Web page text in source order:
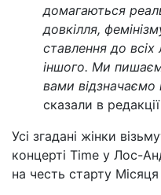
домагаються
довкілля,
ставлення до
іншого. Ми
вами відзначаємо
сказали в
Усі згадані жінки
концерті Time у Лос-
на честь старту Місяця